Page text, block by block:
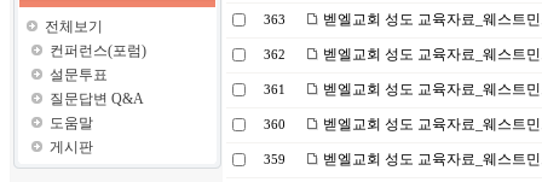
전체보기
컨퍼런스(포럼)
설문투표
질문답변 Q&A
도움말
게시판
363 벧엘교회 성도 교육자료_웨스트
362 벧엘교회 성도 교육자료_웨스트
361 벧엘교회 성도 교육자료_웨스트
360 벧엘교회 성도 교육자료_웨스트
359 벧엘교회 성도 교육자료_웨스트